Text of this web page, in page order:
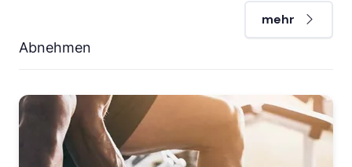
mehr
Abnehmen